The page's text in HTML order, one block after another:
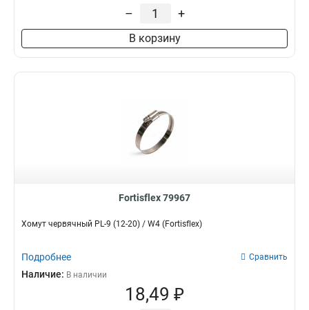
– +
В корзину
Fortisflex 79967
Хомут червячный PL-9 (12-20) / W4 (Fortisflex)
Подробнее Сравнить
Наличие: В наличии
18,49 ₽